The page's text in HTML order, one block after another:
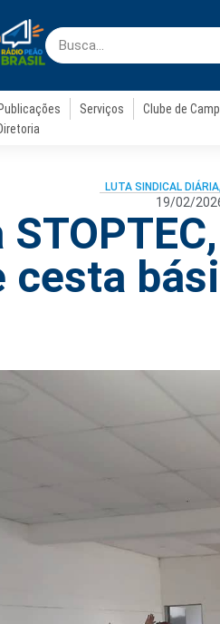
Publicações Serviços Clube de
LUTA SINDICAL DIÁRIA
19/02/
cesta